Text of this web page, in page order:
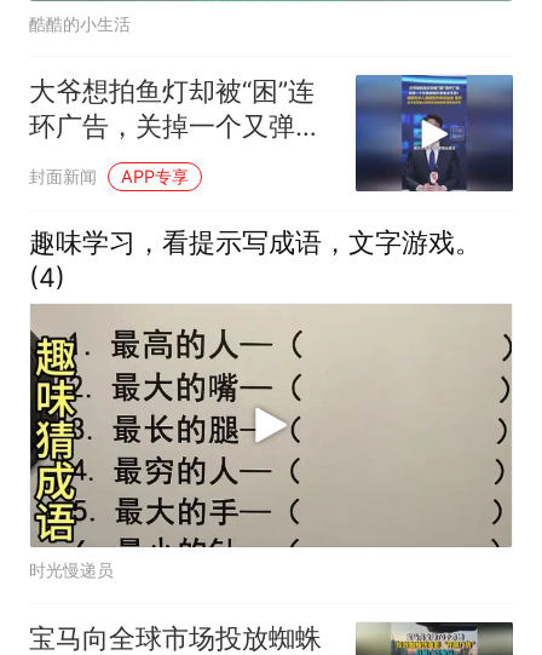
酷酷的小生活
大爷想拍鱼灯却被“困”连
环广告，关掉一个又弹出
新的，根本关不完！
封面新闻 APP专享
趣味学习，看提示写成语，文字游戏。
(4)
时光慢递员
宝马向全球市场投放蜘蛛